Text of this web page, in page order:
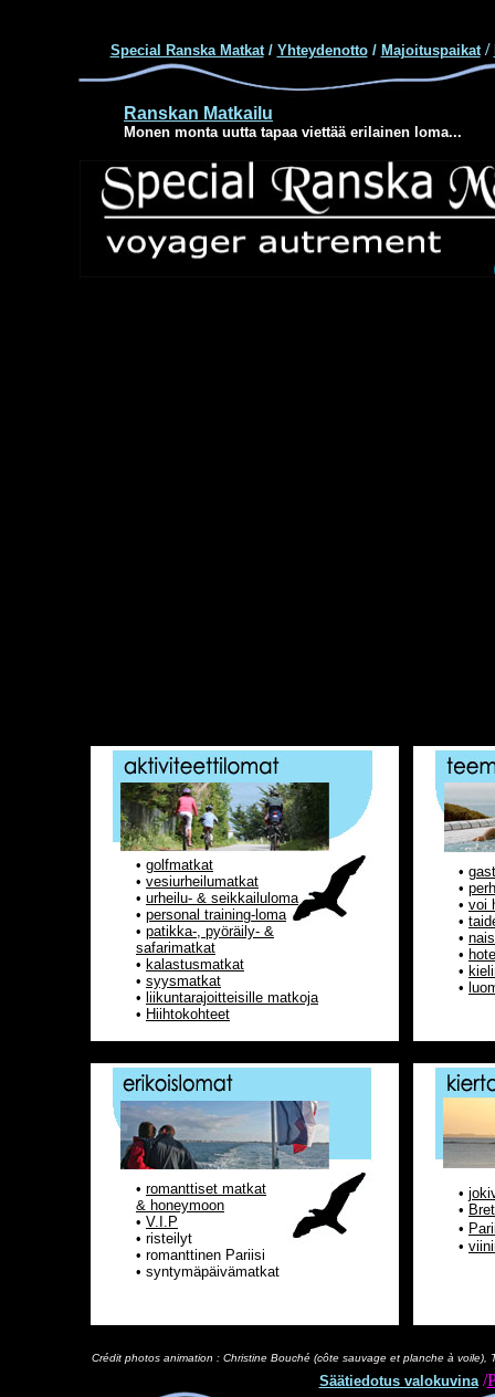
Special Ranska Matkat/ Yhteydenotto/ Majoituspaikat /
Ranskan Matkailu
Monen monta uutta tapaa viettää erilainen loma...
• golfmatkat
• vesiurheilumatkat
• urheilu- & seikkailuloma
• personal training-loma
• patikka-, pyöräily- &
safarimatkat
• kalastusmatkat
• syysmatkat
• liikuntarajoitteisille matkoja
• Hiihtokohteet
•
•
• voi
•
•
•
•
•
• romanttiset matkat
& honeymoon
• V.I.P
• risteilyt
• romanttinen Pariisi
• syntymäpäivämatkat
•
•
•
•
Crédit photos animation : Christine Bouché (côte sauvage et planche à voile),
Säätiedotus valokuvina /